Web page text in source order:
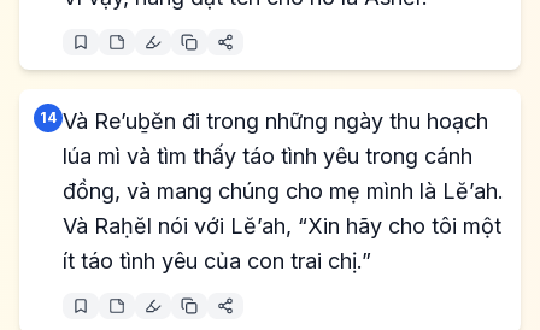
14 Và Re’uḇĕn đi trong những ngày thu hoạch
lúa mì và tìm thấy táo tình yêu trong cánh
đồng, và mang chúng cho mẹ mình là Lĕ’ah.
Và Raḥĕl nói với Lĕ’ah, “Xin hãy cho tôi một
ít táo tình yêu của con trai chị.”